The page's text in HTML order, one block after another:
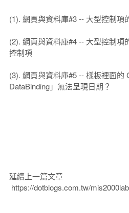
(1). 網頁與資料庫#3 -- 大型控制項
(2). 網頁與資料庫#4 -- 大型控制項
控制項
(3). 網頁與資料庫#5 -- 樣板裡面的
DataBinding」無法呈現日期？
延續上一篇文章
https://dotblogs.com.tw/